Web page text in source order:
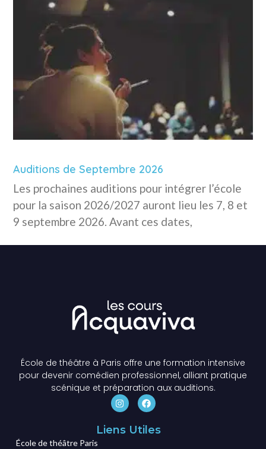
Auditions de Septembre 2026
Les prochaines auditions pour intégrer l’école
pour la saison 2026/2027 auront lieu les 7, 8 et
9 septembre 2026. Avant ces dates,
École de théâtre à Paris offre une formation intensive
pour devenir comédien professionnel, alliant pratique
scénique et préparation aux auditions.
Liens Utiles
École de théâtre Paris